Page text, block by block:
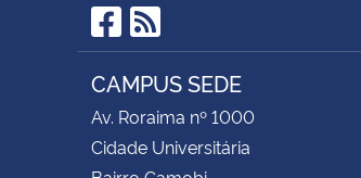
Facebook
RSS
CAMPUS SEDE
Av. Roraima nº 1000
Cidade Universitária